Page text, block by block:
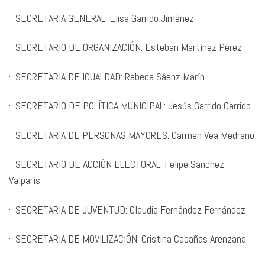
· SECRETARIA GENERAL: Elisa Garrido Jiménez
· SECRETARIO DE ORGANIZACIÓN: Esteban Martínez Pérez
· SECRETARIA DE IGUALDAD: Rebeca Sáenz Marín
· SECRETARIO DE POLÍTICA MUNICIPAL: Jesús Garrido Garrido
· SECRETARIA DE PERSONAS MAYORES: Carmen Vea Medrano
· SECRETARIO DE ACCIÓN ELECTORAL: Felipe Sánchez
Valparís
· SECRETARIA DE JUVENTUD: Claudia Fernández Fernández
· SECRETARIA DE MOVILIZACIÓN: Cristina Cabañas Arenzana